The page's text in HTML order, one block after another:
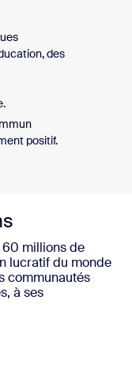
des
positif.
60 millions de
lucratif du monde
communautés
à ses